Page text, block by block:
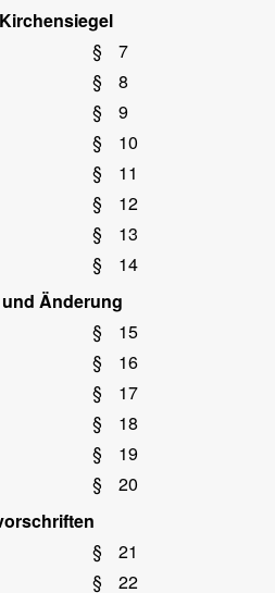
§
7
§
8
§
9
§
10
§
11
§
12
§
13
§
14
Änderung
§
15
§
16
§
17
§
18
§
19
§
20
§
21
§
22